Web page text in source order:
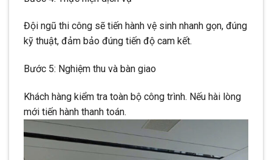
Đội ngũ thi công sẽ tiến hành vệ sinh nhanh gọn, đúng
kỹ thuật, đảm bảo đúng tiến độ cam kết.
Bước 5: Nghiệm thu và bàn giao
Khách hàng kiểm tra toàn bộ công trình. Nếu hài lòng
mới tiến hành thanh toán.